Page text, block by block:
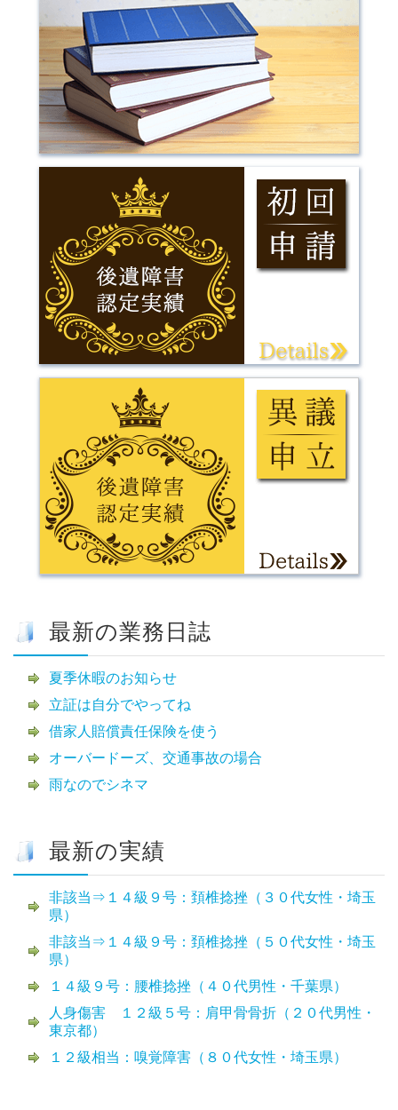
最新の業務日誌
夏季休暇のお知らせ
立証は自分でやってね
借家人賠償責任保険を使う
オーバードーズ、交通事故の場合
雨なのでシネマ
最新の実績
非該当⇒１４級９号：頚椎捻挫（３０代女性・埼玉
県）
非該当⇒１４級９号：頚椎捻挫（５０代女性・埼玉
県）
１４級９号：腰椎捻挫（４０代男性・千葉県）
人身傷害 １２級５号：肩甲骨骨折（２０代男性・
東京都）
１２級相当：嗅覚障害（８０代女性・埼玉県）